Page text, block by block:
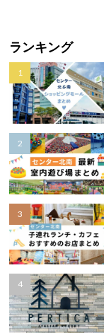
ランキング